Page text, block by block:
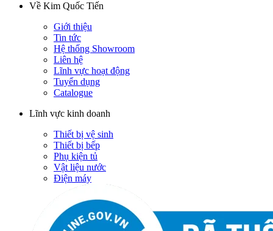
Về Kim Quốc Tiến
Giới thiệu
Tin tức
Hệ thống Showroom
Liên hệ
Lĩnh vực hoạt động
Tuyển dụng
Catalogue
Lĩnh vực kinh doanh
Thiết bị vệ sinh
Thiết bị bếp
Phụ kiện tủ
Vật liệu nước
Điện máy